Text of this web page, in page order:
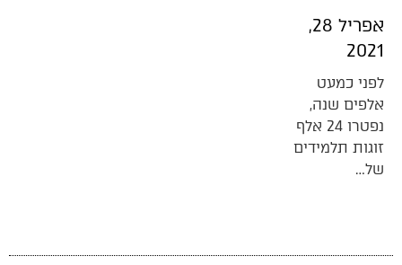
אפריל 28,
2021
לפני כמעט
אלפים שנה,
נפטרו 24 אלף
זוגות תלמידים
של…